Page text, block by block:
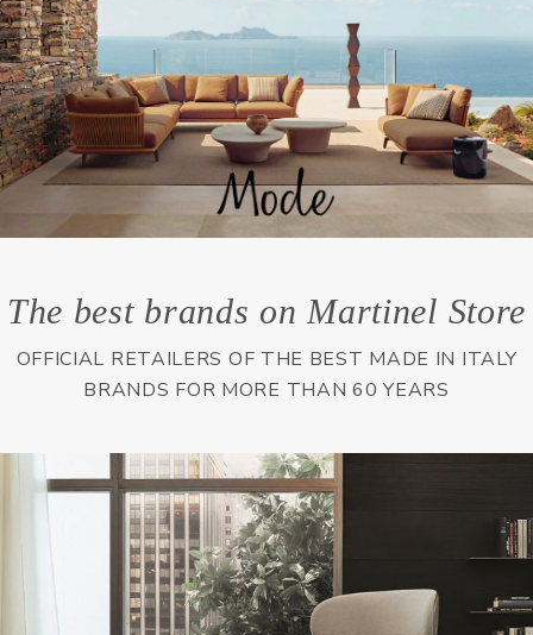
The best brands on Martinel Store
OFFICIAL RETAILERS OF THE BEST MADE IN ITALY
BRANDS FOR MORE THAN 60 YEARS